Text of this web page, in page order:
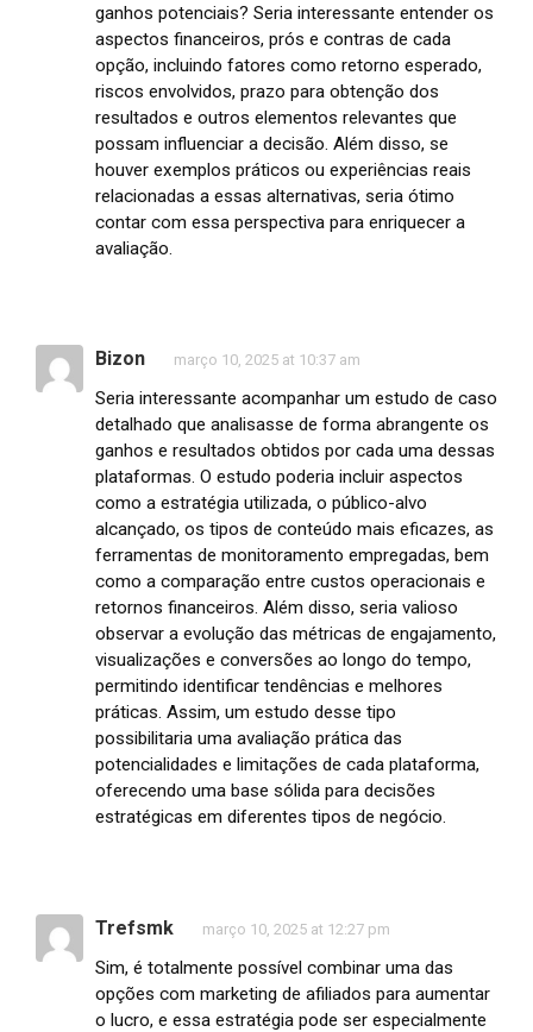
ganhos potenciais? Seria interessante entender os
aspectos financeiros, prós e contras de cada
opção, incluindo fatores como retorno esperado,
riscos envolvidos, prazo para obtenção dos
resultados e outros elementos relevantes que
possam influenciar a decisão. Além disso, se
houver exemplos práticos ou experiências reais
relacionadas a essas alternativas, seria ótimo
contar com essa perspectiva para enriquecer a
avaliação.
Bizon março 10, 2025 at 10:37 am
Seria interessante acompanhar um estudo de caso
detalhado que analisasse de forma abrangente os
ganhos e resultados obtidos por cada uma dessas
plataformas. O estudo poderia incluir aspectos
como a estratégia utilizada, o público-alvo
alcançado, os tipos de conteúdo mais eficazes, as
ferramentas de monitoramento empregadas, bem
como a comparação entre custos operacionais e
retornos financeiros. Além disso, seria valioso
observar a evolução das métricas de engajamento,
visualizações e conversões ao longo do tempo,
permitindo identificar tendências e melhores
práticas. Assim, um estudo desse tipo
possibilitaria uma avaliação prática das
potencialidades e limitações de cada plataforma,
oferecendo uma base sólida para decisões
estratégicas em diferentes tipos de negócio.
Trefsmk março 10, 2025 at 12:27 pm
Sim, é totalmente possível combinar uma das
opções com marketing de afiliados para aumentar
o lucro, e essa estratégia pode ser especialmente